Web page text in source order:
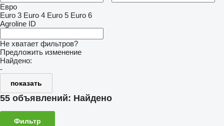
Евро
Euro 3 Euro 4 Euro 5 Euro 6
Agroline ID
Не хватает фильтров?
Предложить изменение
Найдено:
-
показать
55 объявлений: Найдено
Фильтр